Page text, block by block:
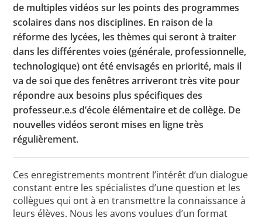
Toutes les actualités
Les rendez-vous de l’APHG
Concours de recrutement
Concours scolaires
Conférences, tables rondes
Critique d’ouvrages publiés
Culture
de multiples vidéos sur les points des programmes
scolaires dans nos disciplines. En raison de la
réforme des lycées, les thèmes qui seront à traiter
dans les différentes voies (générale, professionnelle,
technologique) ont été envisagés en priorité, mais il
va de soi que des fenêtres arriveront très vite pour
répondre aux besoins plus spécifiques des
professeur.e.s d’école élémentaire et de collège. De
nouvelles vidéos seront mises en ligne très
régulièrement.
Ces enregistrements montrent l’intérêt d’un dialogue
constant entre les spécialistes d’une question et les
collègues qui ont à en transmettre la connaissance à
leurs élèves. Nous les avons voulues d’un format